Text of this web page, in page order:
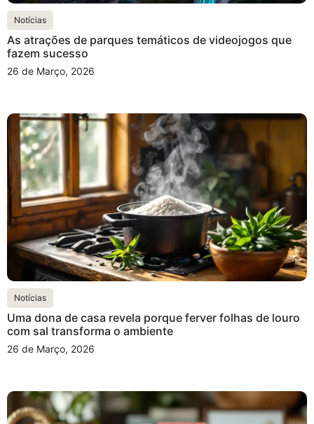
Notícias
As atrações de parques temáticos de videojogos que
fazem sucesso
26 de Março, 2026
Notícias
Uma dona de casa revela porque ferver folhas de louro
com sal transforma o ambiente
26 de Março, 2026